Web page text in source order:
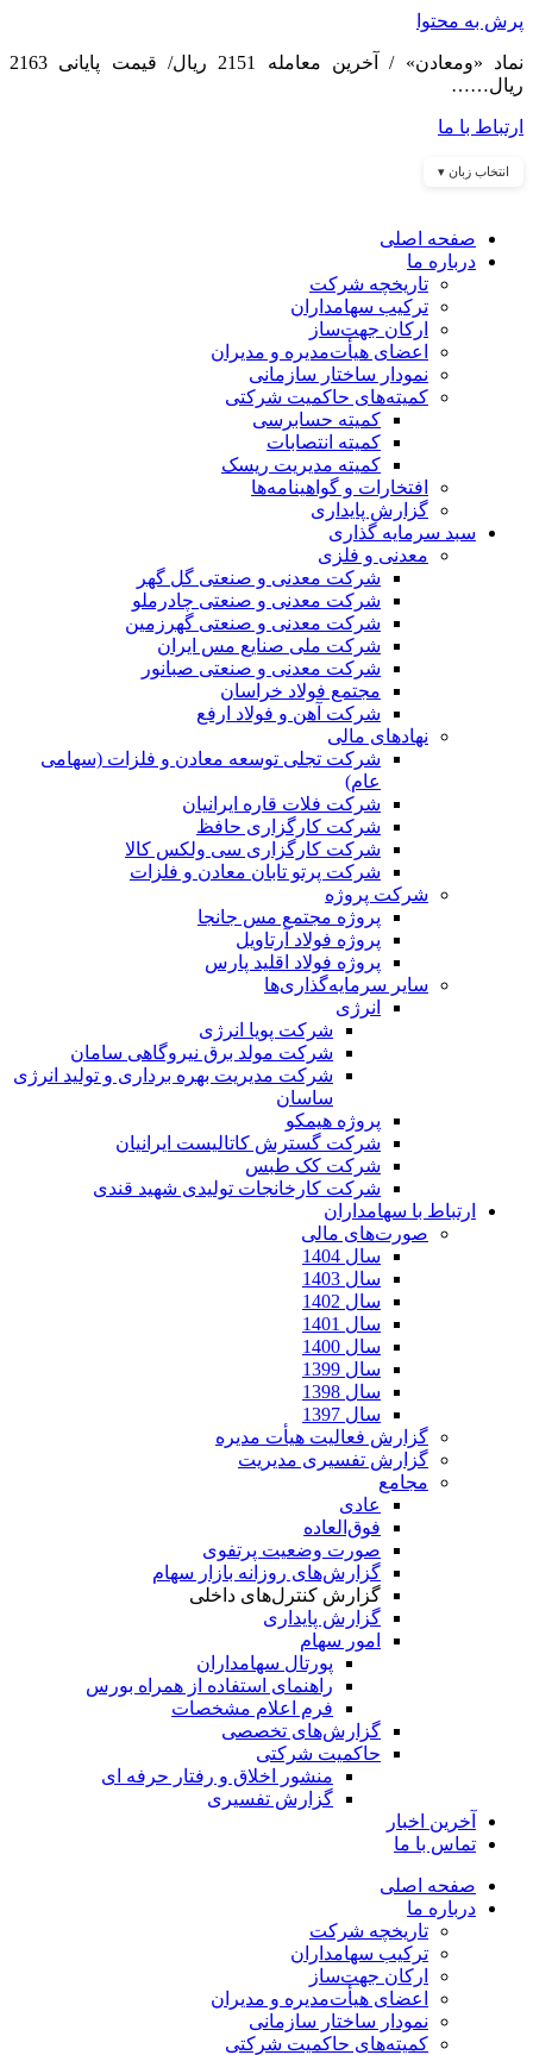
پرش به محتوا
نماد «ومعادن» / آخرین معامله 2151 ریال/ قیمت پایانی 2163
ریال……
ارتباط با ما
انتخاب زبان ▾
صفحه اصلی
درباره ما
تاریخچه شرکت
ترکیب سهامداران
ارکان جهت‌ساز
اعضای هیأت‌مدیره و مدیران
نمودار ساختار سازمانی
کمیته‌های حاکمیت شرکتی
کمیته حسابرسی
کمیته انتصابات
کمیته مدیریت ریسک
افتخارات و گواهینامه‌ها
گزارش پایداری
سبد سرمایه گذاری
معدنی و فلزی
شرکت معدنی و صنعتی گل گهر
شرکت معدنی و صنعتی چادرملو
شرکت معدنی و صنعتی گهرزمین
شرکت ملی صنایع مس ایران
شرکت معدنی و صنعتی صبانور
مجتمع فولاد خراسان
شرکت آهن و فولاد ارفع
نهادهای مالی
شرکت تجلی توسعه معادن و فلزات (سهامی
عام)
شرکت فلات قاره ایرانیان
شرکت کارگزاری حافظ
شرکت کارگزاری سی ولکس کالا
شرکت پرتو تابان معادن و فلزات
شرکت پروژه
پروژه مجتمع مس جانجا
پروژه فولاد آرتاویل
پروژه فولاد اقلید پارس
سایر سرمایه‌گذاری‌ها
انرژی
شرکت پویا انرژی
شرکت مولد برق نیروگاهی سامان
شرکت مدیریت بهره برداری و تولید انرژی
ساسان
پروژه هیمکو
شرکت گسترش کاتالیست ایرانیان
شرکت کک طبس
شرکت کارخانجات تولیدی شهید قندی
ارتباط با سهامداران
صورت‌های مالی
سال 1404
سال 1403
سال 1402
سال 1401
سال 1400
سال 1399
سال 1398
سال 1397
گزارش فعالیت هیأت مدیره
گزارش تفسیری مدیریت
مجامع
عادی
فوق‌العاده
صورت وضعیت پرتفوی
گزارش‌های روزانه بازار سهام
گزارش کنترل‌های داخلی
گزارش پایداری
امور سهام
پورتال سهامداران
راهنمای استفاده از همراه بورس
فرم اعلام مشخصات
گزارش‌های تخصصی
حاکمیت شرکتی
منشور اخلاق و رفتار حرفه­ ای
گزارش تفسیری
آخرین اخبار
تماس با ما
صفحه اصلی
درباره ما
تاریخچه شرکت
ترکیب سهامداران
ارکان جهت‌ساز
اعضای هیأت‌مدیره و مدیران
نمودار ساختار سازمانی
کمیته‌های حاکمیت شرکتی